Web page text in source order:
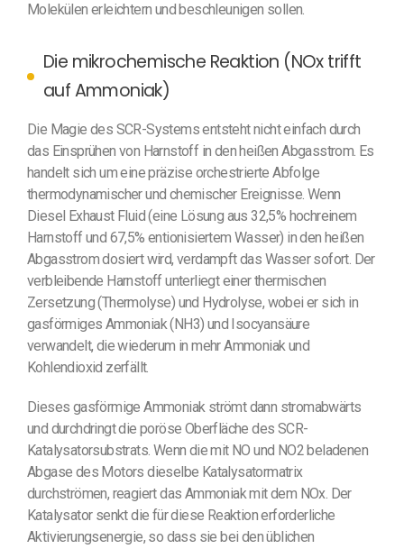
Molekülen erleichtern und beschleunigen sollen.
Die mikrochemische Reaktion (NOx trifft
auf Ammoniak)
Die Magie des SCR-Systems entsteht nicht einfach durch
das Einsprühen von Harnstoff in den heißen Abgasstrom. Es
handelt sich um eine präzise orchestrierte Abfolge
thermodynamischer und chemischer Ereignisse. Wenn
Diesel Exhaust Fluid (eine Lösung aus 32,5% hochreinem
Harnstoff und 67,5% entionisiertem Wasser) in den heißen
Abgasstrom dosiert wird, verdampft das Wasser sofort. Der
verbleibende Harnstoff unterliegt einer thermischen
Zersetzung (Thermolyse) und Hydrolyse, wobei er sich in
gasförmiges Ammoniak (NH3) und Isocyansäure
verwandelt, die wiederum in mehr Ammoniak und
Kohlendioxid zerfällt.
Dieses gasförmige Ammoniak strömt dann stromabwärts
und durchdringt die poröse Oberfläche des SCR-
Katalysatorsubstrats. Wenn die mit NO und NO2 beladenen
Abgase des Motors dieselbe Katalysatormatrix
durchströmen, reagiert das Ammoniak mit dem NOx. Der
Katalysator senkt die für diese Reaktion erforderliche
Aktivierungsenergie, so dass sie bei den üblichen